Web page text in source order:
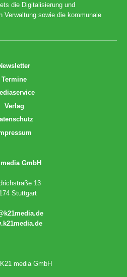
die Digitalisierung und
Verwaltung sowie die kommunale
Termine
Verlag
media GmbH
13
Stuttgart
media GmbH